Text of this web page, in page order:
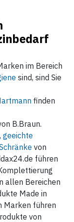
im Bereich
sind, sind Sie
finden
B.Braun.
geeichte
von
führen
allen Bereichen
Made in
Marken führen
von